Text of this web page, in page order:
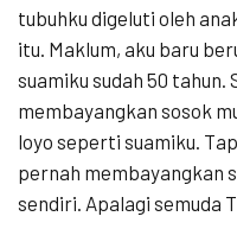
tubuhku digeluti oleh
itu. Maklum, aku baru
suamiku sudah 50 tahun.
membayangkan sosok
loyo seperti suamiku.
pernah membayangkan
sendiri. Apalagi semuda